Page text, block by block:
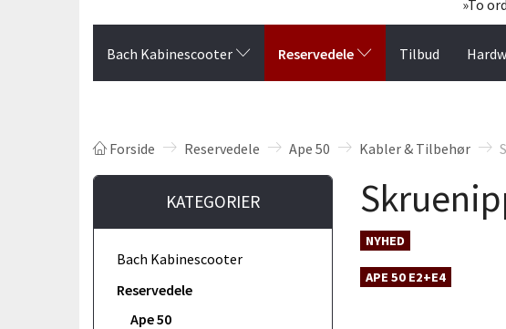
»To
Bach Kabinescooter Reservedele Tilbud
Forside Reservedele Ape 50 Kabler & Tilbehør
KATEGORIER
Bach Kabinescooter
Reservedele
Ape 50
NYHED
APE 50 E2+E4